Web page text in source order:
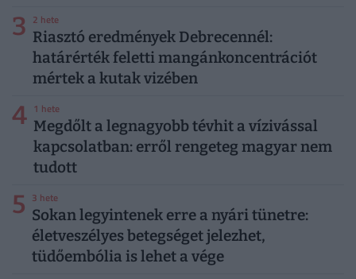
3 2 hete
Riasztó eredmények Debrecennél:
határérték feletti mangánkoncentrációt
mértek a kutak vizében
4 1 hete
Megdőlt a legnagyobb tévhit a vízivással
kapcsolatban: erről rengeteg magyar nem
tudott
5 3 hete
Sokan legyintenek erre a nyári tünetre:
életveszélyes betegséget jelezhet,
tüdőembólia is lehet a vége